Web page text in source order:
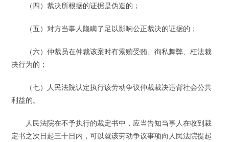
（四）裁决所根据的证据是伪造的；
（五）对方当事人隐瞒了足以影响公正裁决的证据的；
（六）仲裁员在仲裁该案时有索贿受贿、徇私舞弊、枉法裁
决行为的；
（七）人民法院认定执行该劳动争议仲裁裁决违背社会公共
利益的。
人民法院在不予执行的裁定书中，应当告知当事人在收到裁
定书之次日起三十日内，可以就该劳动争议事项向人民法院提起